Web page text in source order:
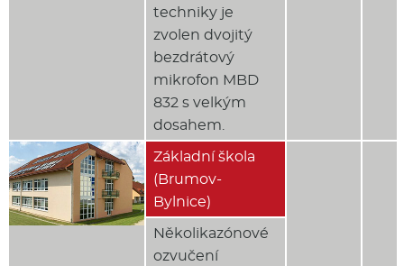
techniky je
zvolen dvojitý
bezdrátový
mikrofon MBD
832 s velkým
dosahem.
Základní škola
(Brumov-
Bylnice)
Několikazónové
ozvučení